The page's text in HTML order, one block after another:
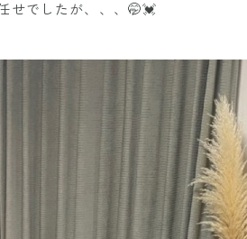
せでしたが、、、🤭💓